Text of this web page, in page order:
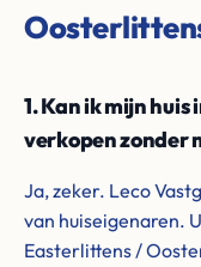
1. Kan ik mijn
verkopen zonder
Ja, zeker. Leco
van huiseigenaren.
Easterlittens /